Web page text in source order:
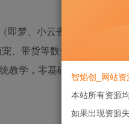
梦、小云雀等）操作、
、带货等数十个创作场景
学，零基础也能快速掌握
智焰创_网站资
本站所有资源
如果出现资源